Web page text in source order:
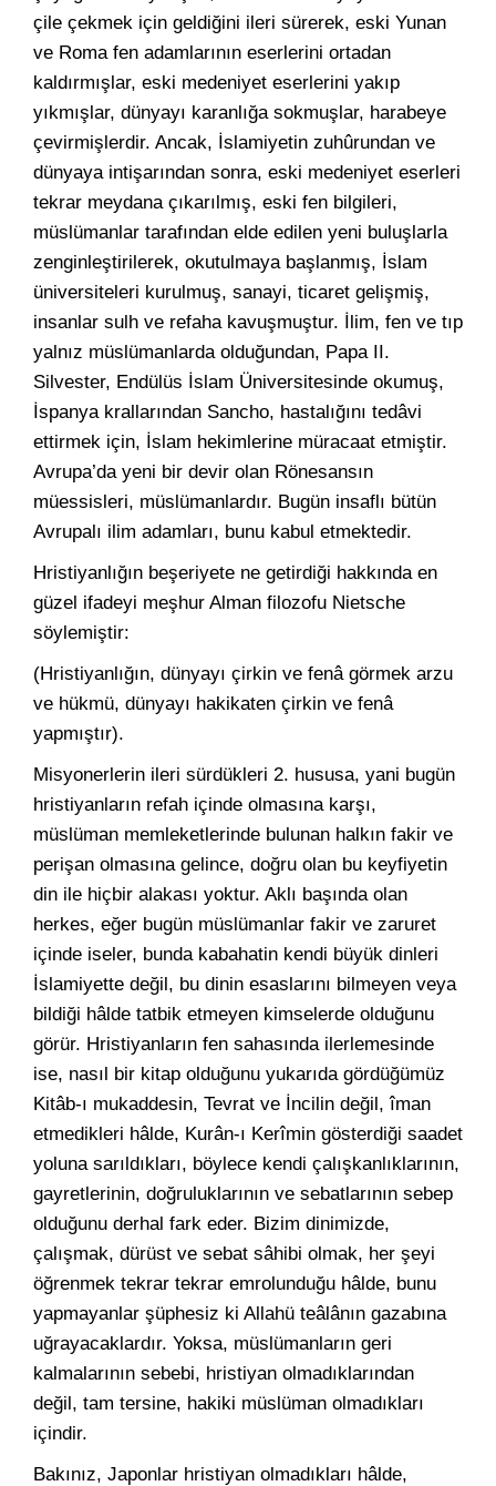
çile çekmek için geldiğini ileri sürerek, eski Yunan
ve Roma fen adamlarının eserlerini ortadan
kaldırmışlar, eski medeniyet eserlerini yakıp
yıkmışlar, dünyayı karanlığa sokmuşlar, harabeye
çevirmişlerdir. Ancak, İslamiyetin zuhûrundan ve
dünyaya intişarından sonra, eski medeniyet eserleri
tekrar meydana çıkarılmış, eski fen bilgileri,
müslümanlar tarafından elde edilen yeni buluşlarla
zenginleştirilerek, okutulmaya başlanmış, İslam
üniversiteleri kurulmuş, sanayi, ticaret gelişmiş,
insanlar sulh ve refaha kavuşmuştur. İlim, fen ve tıp
yalnız müslümanlarda olduğundan, Papa II.
Silvester, Endülüs İslam Üniversitesinde okumuş,
İspanya krallarından Sancho, hastalığını tedâvi
ettirmek için, İslam hekimlerine müracaat etmiştir.
Avrupa’da yeni bir devir olan Rönesansın
müessisleri, müslümanlardır. Bugün insaflı bütün
Avrupalı ilim adamları, bunu kabul etmektedir.
Hristiyanlığın beşeriyete ne getirdiği hakkında en
güzel ifadeyi meşhur Alman filozofu Nietsche
söylemiştir:
(Hristiyanlığın, dünyayı çirkin ve fenâ görmek arzu
ve hükmü, dünyayı hakikaten çirkin ve fenâ
yapmıştır).
Misyonerlerin ileri sürdükleri 2. hususa, yani bugün
hristiyanların refah içinde olmasına karşı,
müslüman memleketlerinde bulunan halkın fakir ve
perişan olmasına gelince, doğru olan bu keyfiyetin
din ile hiçbir alakası yoktur. Aklı başında olan
herkes, eğer bugün müslümanlar fakir ve zaruret
içinde iseler, bunda kabahatin kendi büyük dinleri
İslamiyette değil, bu dinin esaslarını bilmeyen veya
bildiği hâlde tatbik etmeyen kimselerde olduğunu
görür. Hristiyanların fen sahasında ilerlemesinde
ise, nasıl bir kitap olduğunu yukarıda gördüğümüz
Kitâb-ı mukaddesin, Tevrat ve İncilin değil, îman
etmedikleri hâlde, Kurân-ı Kerîmin gösterdiği saadet
yoluna sarıldıkları, böylece kendi çalışkanlıklarının,
gayretlerinin, doğruluklarının ve sebatlarının sebep
olduğunu derhal fark eder. Bizim dinimizde,
çalışmak, dürüst ve sebat sâhibi olmak, her şeyi
öğrenmek tekrar tekrar emrolunduğu hâlde, bunu
yapmayanlar şüphesiz ki Allahü teâlânın gazabına
uğrayacaklardır. Yoksa, müslümanların geri
kalmalarının sebebi, hristiyan olmadıklarından
değil, tam tersine, hakiki müslüman olmadıkları
içindir.
Bakınız, Japonlar hristiyan olmadıkları hâlde,